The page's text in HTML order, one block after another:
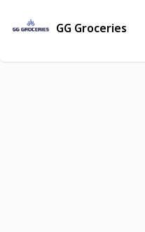
GG Groceries